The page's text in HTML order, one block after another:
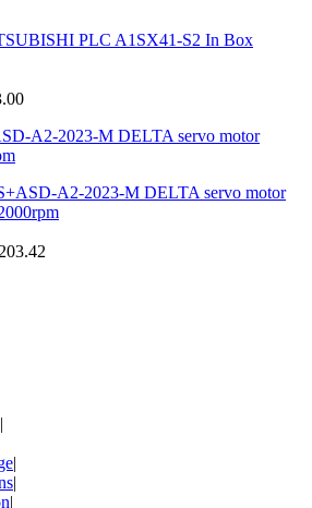
PLC A1SX41-S2 In Box
A2-2023-M DELTA servo motor
|
|
|
|